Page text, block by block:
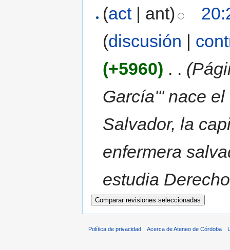
(act| ant)
(discusión |
(+5960) . .
García''' nace
Salvador, la
enfermera
estudia
Política de privacidad Acerca de Ateneo de Córdoba